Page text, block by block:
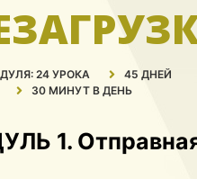
24 УРОКА
45 ДНЕЙ
30 МИНУТ В ДЕНЬ
1.